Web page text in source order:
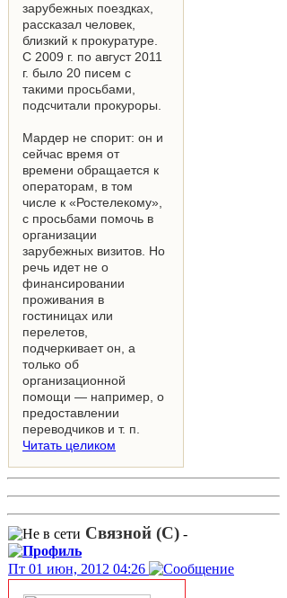
зарубежных поездках,
рассказал человек,
близкий к прокуратуре.
С 2009 г. по август 2011
г. было 20 писем с
такими просьбами,
подсчитали прокуроры.
Мардер не спорит: он и
сейчас время от
времени обращается к
операторам, в том
числе к «Ростелекому»,
с просьбами помочь в
организации
зарубежных визитов. Но
речь идет не о
финансировании
проживания в
гостиницах или
перелетов,
подчеркивает он, а
только об
организационной
помощи — например, о
предоставлении
переводчиков и т. п.
Читать целиком
Связной (С) -
Пт 01 июн, 2012 04:26